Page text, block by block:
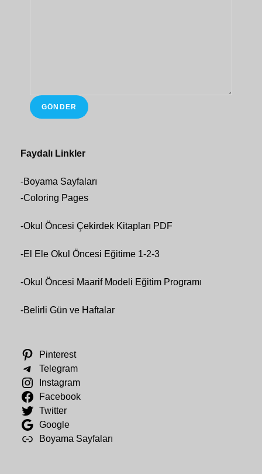
GÖNDER
Faydalı Linkler
-Boyama Sayfaları
-Coloring Pages
-Okul Öncesi Çekirdek Kitapları PDF
-El Ele Okul Öncesi Eğitime 1-2-3
-Okul Öncesi Maarif Modeli Eğitim Programı
-Belirli Gün ve Haftalar
Pinterest
Telegram
Instagram
Facebook
Twitter
Google
Boyama Sayfaları